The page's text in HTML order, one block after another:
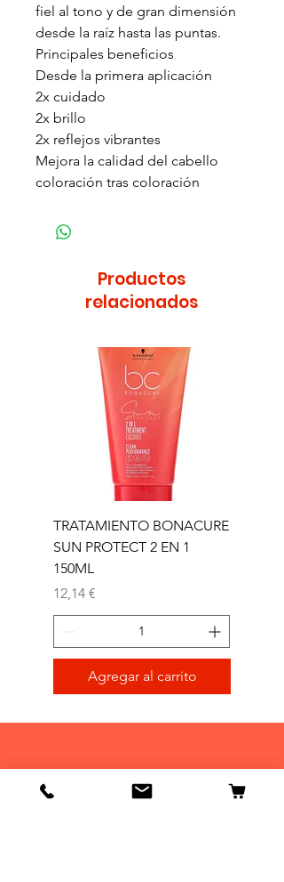
fiel al tono y de gran dimensión
desde la raíz hasta las puntas.
Principales beneficios
Desde la primera aplicación
2x cuidado
2x brillo
2x reflejos vibrantes
Mejora la calidad del cabello
coloración tras coloración
Productos
relacionados
TRATAMIENTO BONACURE
SUN PROTECT 2 EN 1
150ML
Precio
12,14 €
Agregar al carrito
Tienda